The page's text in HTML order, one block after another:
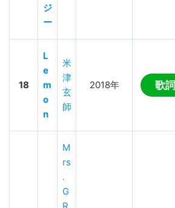
ジ
ー
18
L
e
m
o
n
米
津
玄
師
2018年 歌詞
M
rs
.
G